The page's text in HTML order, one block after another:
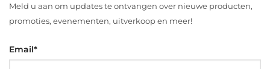
Meld u aan om updates te ontvangen over nieuwe producten,
promoties, evenementen, uitverkoop en meer!
Email*